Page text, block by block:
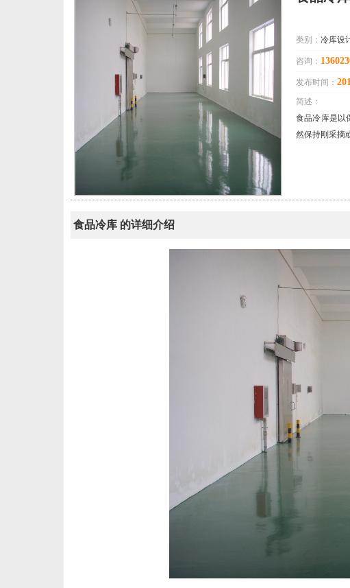
类别： 冷库设
咨询：
发布时间：
简述：
食品冷库是以
然保持刚采摘
食品冷库 的详细介绍